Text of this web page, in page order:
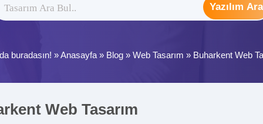
Yazılım Ara
buradasın! »Anasayfa » Blog » Web Tasarım » Buharkent Web
Web Tasarım